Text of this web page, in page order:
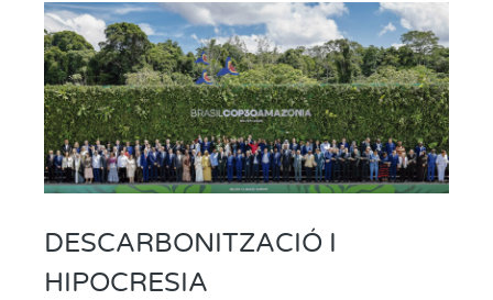
DESCARBONITZACIÓ I
HIPOCRESIA